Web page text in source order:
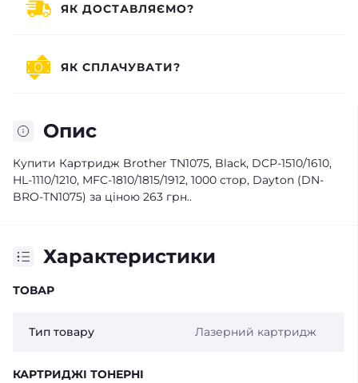
Опис
Купити Картридж Brother TN1075, Black, DCP-1510/1610,
HL-1110/1210, MFC-1810/1815/1912, 1000 стор, Dayton (DN-
BRO-TN1075) за ціною 263 грн..
Характеристики
ТОВАР
Тип товару Лазерний картридж
КАРТРИДЖІ ТОНЕРНІ
ЯК ДОСТАВЛЯЄМО?
ЯК СПЛАЧУВАТИ?